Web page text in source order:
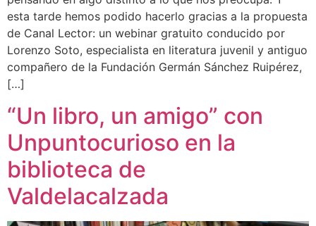
esta tarde hemos podido hacerlo gracias a la propuesta
de Canal Lector: un webinar gratuito conducido por
Lorenzo Soto, especialista en literatura juvenil y antiguo
compañero de la Fundación Germán Sánchez Ruipérez,
[…]
“Un libro, un amigo” con
Unpuntocurioso en la
biblioteca de
Valdelacalzada